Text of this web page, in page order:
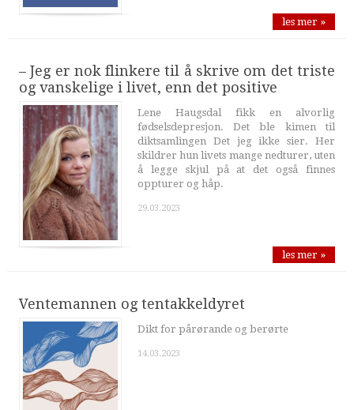
les mer »
– Jeg er nok flinkere til å skrive om det triste
og vanskelige i livet, enn det positive
Lene Haugsdal fikk en alvorlig
fødselsdepresjon. Det ble kimen til
diktsamlingen Det jeg ikke sier. Her
skildrer hun livets mange nedturer, uten
å legge skjul på at det også finnes
oppturer og håp.
29.03.2023
les mer »
Ventemannen og tentakkeldyret
Dikt for pårørande og berørte
14.03.2023